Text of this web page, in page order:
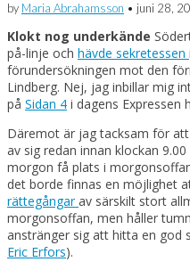
by Maria Abrahamsson • juni 28,
Klokt nog underkände
på-linje och hävde sekretessen
förundersökningen mot den
Lindberg. Nej, jag inbillar mig
på Sidan 4 i dagens Expressen
Däremot är jag tacksam för
av sig redan innan klockan
morgon få plats i
det borde finnas en möjlighet
rättegångarav särskilt stort
morgonsoffan, men håller
anstränger sig att hitta en god
Eric Erfors).